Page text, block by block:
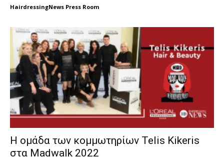
HairdressingNews Press Room
H ομάδα των κομμωτηρίων Telis Kikeris
στα Madwalk 2022